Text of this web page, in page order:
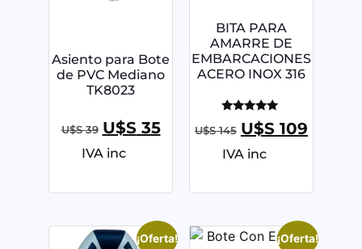
Asiento para Bote
de PVC Mediano
TK8023
U$S39 U$S35
IVA inc
BITA PARA
AMARRE DE
EMBARCACIONES
ACERO INOX 316
Valorado
con
de 5
U$S145 U$S 109
IVA inc
¡Oferta! ¡Oferta!